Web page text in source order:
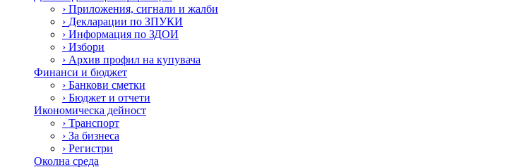
› Приложения, сигнали и жалби
› Декларации по ЗПУКИ
› Информация по ЗДОИ
› Избори
› Архив профил на купувача
Финанси и бюджет
› Банкови сметки
› Бюджет и отчети
Икономическа дейност
› Транспорт
› За бизнеса
› Регистри
Околна среда